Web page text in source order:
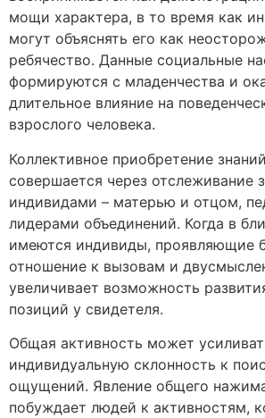
мощи характера, в то время как
могут объяснять его как
ребячество. Данные социальные
формируются с младенчества и
длительное влияние на
взрослого человека.
Коллективное приобретение
совершается через отслеживание
индивидами – матерью и отцом,
лидерами объединений. Когда в
имеются индивиды, проявляющие
отношение к вызовам и
увеличивает возможность
позиций у свидетеля.
Общая активность может
индивидуальную склонность к
ощущений. Явление общего
побуждает людей к активностям,